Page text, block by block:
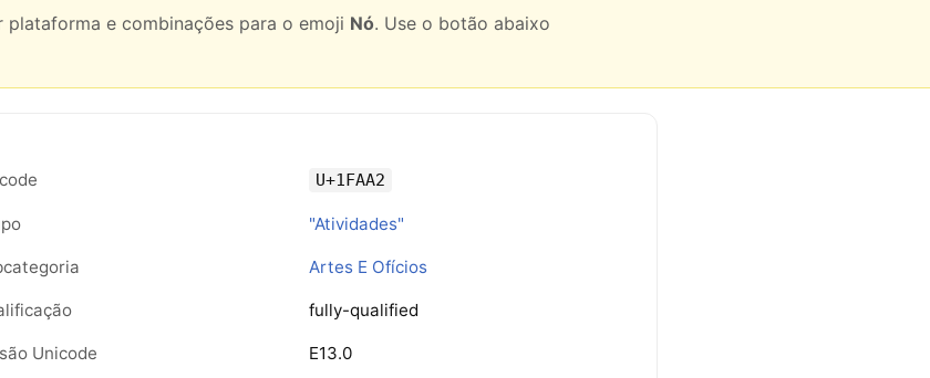
e combinações para o emoji Nó. Use o botão abaixo
U+1FAA2
"Atividades"
Artes E Ofícios
fully-qualified
Unicode E13.0